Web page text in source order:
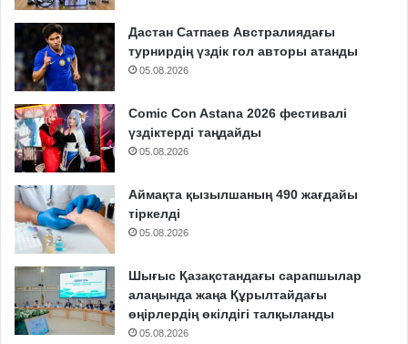
Дастан Сатпаев Австралиядағы
турнирдің үздік гол авторы атанды
05.08.2026
Comic Con Astana 2026 фестивалі
үздіктерді таңдайды
05.08.2026
Аймақта қызылшаның 490 жағдайы
тіркелді
05.08.2026
Шығыс Қазақстандағы сарапшылар
алаңында жаңа Құрылтайдағы
өңірлердің өкілдігі талқыланды
05.08.2026